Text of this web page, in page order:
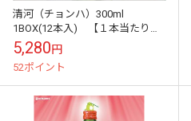
清河（チョンハ）300ml
1BOX(12本入) 【１本当たり４
００円】
5,280円
52ポイント